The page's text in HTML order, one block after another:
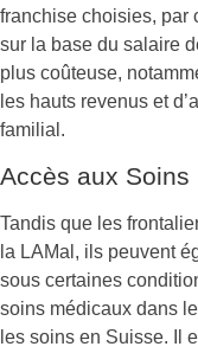
franchise choisies, par
sur la base du salaire
plus coûteuse,
les hauts revenus et
familial.
Accès aux Soins
Tandis que les
la LAMal, ils peuvent
sous certaines
soins médicaux dans
les soins en Suisse. Il